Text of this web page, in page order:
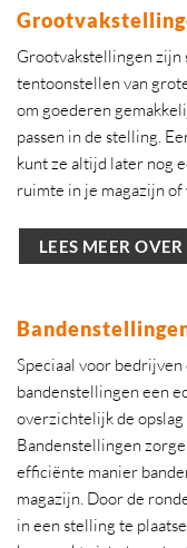
Grootvakstellingen zijn
tentoonstellen van
om goederen
passen in de stelling.
kunt ze altijd later nog
ruimte in je magazijn of
LEES MEER
Speciaal voor
bandenstellingen een
overzichtelijk de
Bandenstellingen
efficiënte manier
magazijn. Door de
in een stelling te